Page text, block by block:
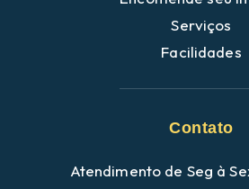
Serviços
Facilidades
Contato
Atendimento de Seg à